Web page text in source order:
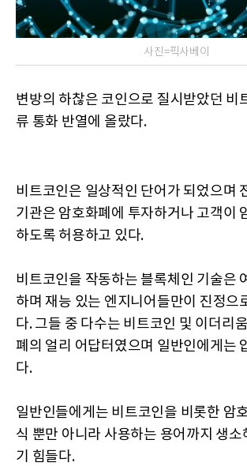
사진=픽사베이
변방의 하찮은 코인으로 질시받았던 비
류 통화 반열에 올랐다.
비트코인은 일상적인 단어가 되었으며
기관은 암호화폐에 투자하거나 고객이
하도록 허용하고 있다.
비트코인을 작동하는 블록체인 기술은
하며 재능 있는 엔지니어들만이 진정으
다. 그들 중 다수는 비트코인 ​​및 이더리
폐의 얼리 어답터였으며 일반인에게는
다.
일반인들에게는 비트코인을 비롯한 암
식 뿐만 아니라 사용하는 용어까지 생소
기 힘들다.